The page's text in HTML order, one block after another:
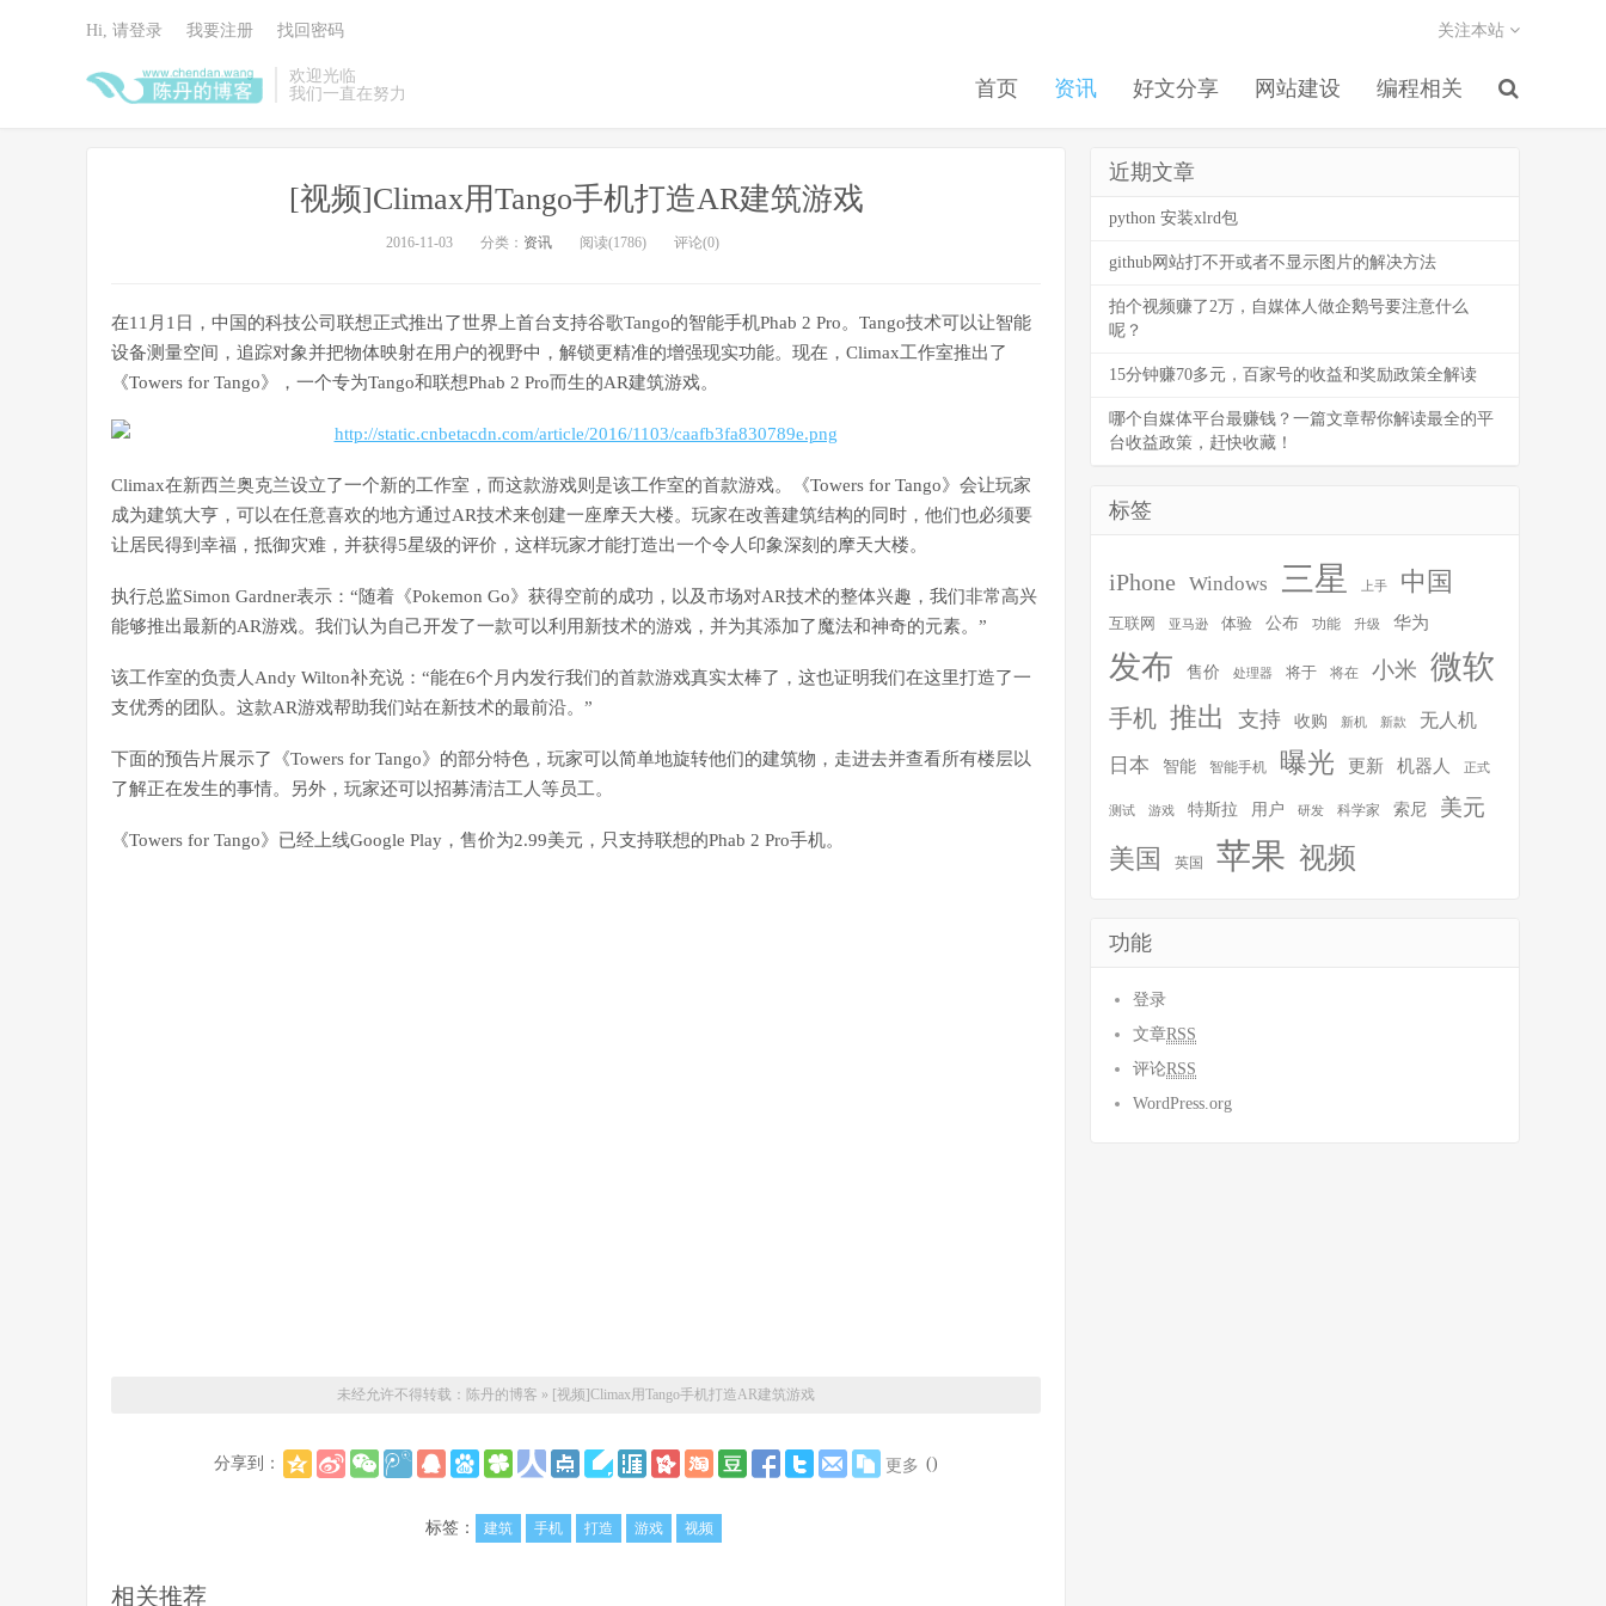
欢迎光临
我们一直在努力
首页 资讯 好文分享 网站建设 编程相关
关注本站
Hi, 请登录 我要注册 找回密码
[视频]Climax用Tango手机打造AR建筑游戏
2016-11-03 分类： 资讯 阅读(1786) 评论(0)
在11月1日，中国的科技公司联想正式推出了世界上首台支持谷歌Tango的智能手机Phab 2 Pro。Tango技术可以让智能
设备测量空间，追踪对象并把物体映射在用户的视野中，解锁更精准的增强现实功能。现在，Climax工作室推出了
《Towers for Tango》，一个专为Tango和联想Phab 2 Pro而生的AR建筑游戏。
Climax在新西兰奥克兰设立了一个新的工作室，而这款游戏则是该工作室的首款游戏。《Towers for Tango》会让玩家
成为建筑大亨，可以在任意喜欢的地方通过AR技术来创建一座摩天大楼。玩家在改善建筑结构的同时，他们也必须要
让居民得到幸福，抵御灾难，并获得5星级的评价，这样玩家才能打造出一个令人印象深刻的摩天大楼。
执行总监Simon Gardner表示：“随着《Pokemon Go》获得空前的成功，以及市场对AR技术的整体兴趣，我们非常高兴
能够推出最新的AR游戏。我们认为自己开发了一款可以利用新技术的游戏，并为其添加了魔法和神奇的元素。”
该工作室的负责人Andy Wilton补充说：“能在6个月内发行我们的首款游戏真实太棒了，这也证明我们在这里打造了一
支优秀的团队。这款AR游戏帮助我们站在新技术的最前沿。”
下面的预告片展示了《Towers for Tango》的部分特色，玩家可以简单地旋转他们的建筑物，走进去并查看所有楼层以
了解正在发生的事情。另外，玩家还可以招募清洁工人等员工。
《Towers for Tango》已经上线Google Play，售价为2.99美元，只支持联想的Phab 2 Pro手机。
未经允许不得转载： 陈丹的博客 » [视频]Climax用Tango手机打造AR建筑游戏
分享到： 更多 ()
标签： 建筑 手机 打造 游戏 视频
相关推荐
近期文章
python 安装xlrd包
github网站打不开或者不显示图片的解决方法
拍个视频赚了2万，自媒体人做企鹅号要注意什么
呢？
15分钟赚70多元，百家号的收益和奖励政策全解读
哪个自媒体平台最赚钱？一篇文章帮你解读最全的平
台收益政策，赶快收藏！
标签
iPhone Windows 三星 上手 中国
互联网 亚马逊 体验 公布 功能 升级 华为
发布 售价 处理器 将于 将在 小米 微软
手机 推出 支持 收购 新机 新款 无人机
日本 智能 智能手机 曝光 更新 机器人 正式
测试 游戏 特斯拉 用户 研发 科学家 索尼 美元
美国 英国 苹果 视频
功能
登录
文章RSS
评论RSS
WordPress.org